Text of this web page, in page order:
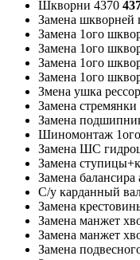
Шкворни 4370
Замена шкворней
Замена 1ого
Замена 1ого
Замена 1ого
Замена 1ого
Змена ушка
Замена стремянки
Замена
Шиномонтаж 1ого
Замена ШС
Замена
Замена балансира
С/у карданный
Замена
Замена манжет
Замена манжет
Замена